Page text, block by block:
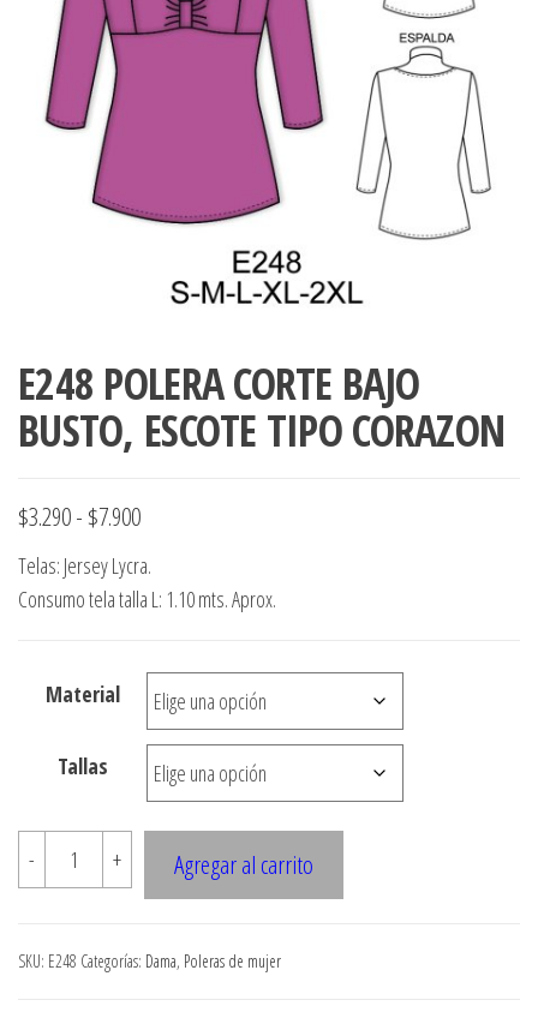
accumark ,
pdf , Moldes
Gerber ,
Graduaciones,
Digitalización
accumark,
Moldes en
pdf, Moldes
Accumark
Gerber,
Santiago-
E248 POLERA CORTE BAJO
BUSTO, ESCOTE TIPO CORAZON
$3.290- $7.900Rango
de
precios:
$3.290
hasta
$7.900
Telas: Jersey Lycra.
Consumo tela talla L: 1.10 mts. Aprox.
Material
Tallas
-
E248
POLERA
BAJO
BUSTO,
+ Agregar al carrito
SKU: E248 Categorías: Dama, Poleras de mujer